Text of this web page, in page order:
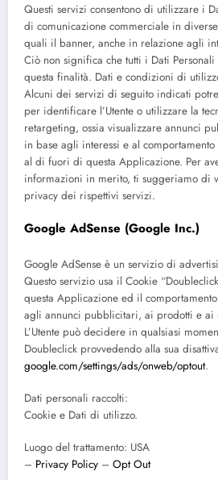
Questi servizi consentono di utilizzare i
di comunicazione commerciale in
quali il banner, anche in relazione agli
Ciò non significa che tutti i Dati
questa finalità. Dati e condizioni di
Alcuni dei servizi di seguito indicati
per identificare l’Utente o utilizzare la
retargeting, ossia visualizzare annunci
in base agli interessi e al comportamento
al di fuori di questa Applicazione. Per
informazioni in merito, ti suggeriamo di
privacy dei rispettivi servizi.
Google AdSense (Google Inc.)
Google AdSense è un servizio di
Questo servizio usa il Cookie
questa Applicazione ed il
agli annunci pubblicitari, ai prodotti e ai
L’Utente può decidere in qualsiasi
Doubleclick provvedendo alla sua
google.com/settings/ads/onweb/optout.
Dati personali raccolti:
Cookie e Dati di utilizzo.
Luogo del trattamento: USA
– Privacy Policy – Opt Out